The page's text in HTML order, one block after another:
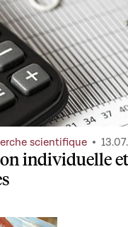
individuelle
scientifique